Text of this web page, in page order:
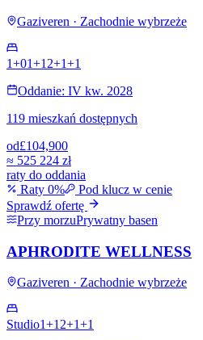
Gaziveren · Zachodnie wybrzeże
1+01+1 2+1+1
Oddanie: IV kw. 2028
119 mieszkań dostępnych
od£104,900
≈ 525 224 zł
raty do oddania
Raty 0%
Pod klucz w cenie
Sprawdź ofertę
Przy morzuPrywatny basen
APHRODITE WELLNESS
Gaziveren · Zachodnie wybrzeże
Studio1+12+1+1